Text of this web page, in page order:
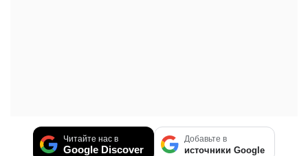
Читайте нас в
Google Discover
Добавьте в
источники Google